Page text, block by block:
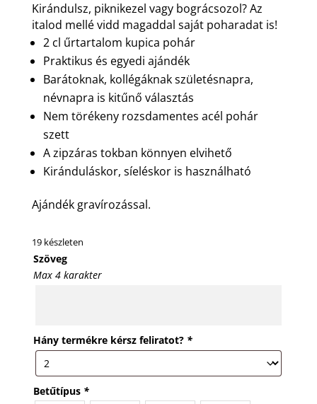
Kirándulsz, piknikezel vagy bográcsozol? Az
italod mellé vidd magaddal saját poharadat is!
2 cl űrtartalom kupica pohár
Praktikus és egyedi ajándék
Barátoknak, kollégáknak születésnapra,
névnapra is kitűnő választás
Nem törékeny rozsdamentes acél pohár
szett
A zipzáras tokban könnyen elvihető
Kiránduláskor, síeléskor is használható
Ajándék gravírozással.
19 készleten
Szöveg
Max 4 karakter
Hány termékre kérsz feliratot? *
Betűtípus *